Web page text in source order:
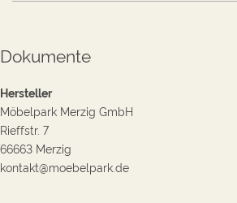
Dokumente
Hersteller
Möbelpark Merzig GmbH
Rieffstr. 7
66663 Merzig
kontakt@moebelpark.de